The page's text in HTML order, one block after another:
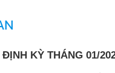
KỲ THÁNG 01/